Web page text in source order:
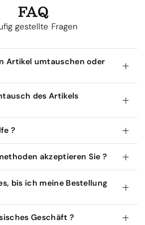
FAQ
gestellte Fragen
Artikel umtauschen oder
des Artikels
?
akzeptieren Sie ?
bis ich meine Bestellung
Geschäft ?